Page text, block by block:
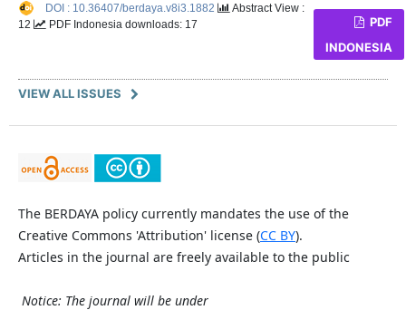
PDF
INDONESIA
DOI : 10.36407/berdaya.v8i3.1882
Abstract View :
12
PDF Indonesia downloads: 17
VIEW ALL ISSUES
The BERDAYA policy currently mandates the use of the
Creative Commons 'Attribution' license (CC BY).
Articles in the journal are freely available to the public
Notice: The journal will be under